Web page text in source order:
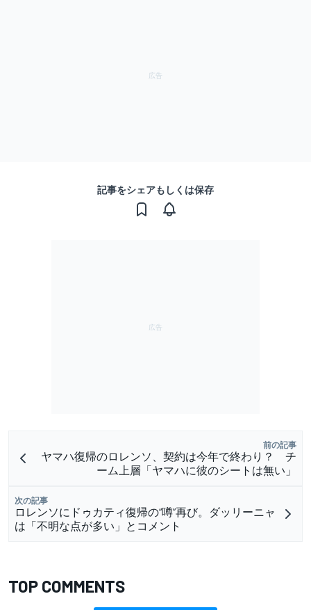
記事をシェアもしくは保存
前の記事
ヤマハ復帰のロレンソ、契約は今年で終わり？ チ
ーム上層「ヤマハに彼のシートは無い」
次の記事
ロレンソにドゥカティ復帰の“噂”再び。ダッリーニャ
は「不明な点が多い」とコメント
TOP COMMENTS